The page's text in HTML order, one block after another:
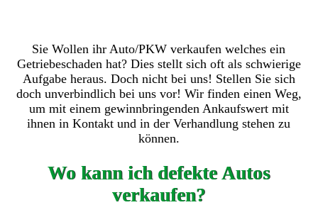
Sie Wollen ihr Auto/PKW verkaufen welches ein
Getriebeschaden hat? Dies stellt sich oft als schwierige
Aufgabe heraus. Doch nicht bei uns! Stellen Sie sich
doch unverbindlich bei uns vor! Wir finden einen Weg,
um mit einem gewinnbringenden Ankaufswert mit
ihnen in Kontakt und in der Verhandlung stehen zu
können.
Wo kann ich defekte Autos
verkaufen?